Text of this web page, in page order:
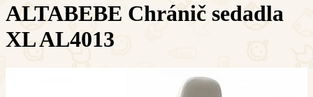
ALTABEBE Chránič sedadla
XL AL4013